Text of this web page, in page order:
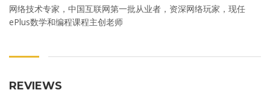
网络技术专家，中国互联网第一批从业者，资深网络玩家，现任
ePlus数学和编程课程主创老师
REVIEWS